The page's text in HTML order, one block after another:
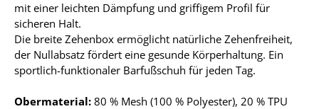
mit einer leichten Dämpfung und griffigem Profil für
sicheren Halt.
Die breite Zehenbox ermöglicht natürliche Zehenfreiheit,
der Nullabsatz fördert eine gesunde Körperhaltung. Ein
sportlich-funktionaler Barfußschuh für jeden Tag.
Obermaterial: 80 % Mesh (100 % Polyester), 20 % TPU